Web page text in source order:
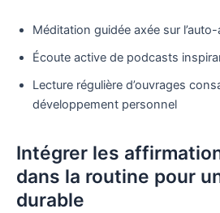
Méditation guidée axée sur
Écoute active de podcasts
Lecture régulière d’ouvrages
développement personnel
Intégrer les
dans la routine pour
durable